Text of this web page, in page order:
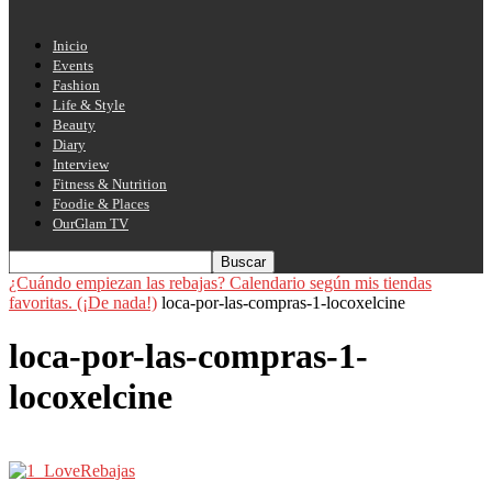
Inicio
Events
Fashion
Life & Style
Beauty
Diary
Interview
Fitness & Nutrition
Foodie & Places
OurGlam TV
¿Cuándo empiezan las rebajas? Calendario según mis tiendas
favoritas. (¡De nada!) loca-por-las-compras-1-locoxelcine
loca-por-las-compras-1-
locoxelcine